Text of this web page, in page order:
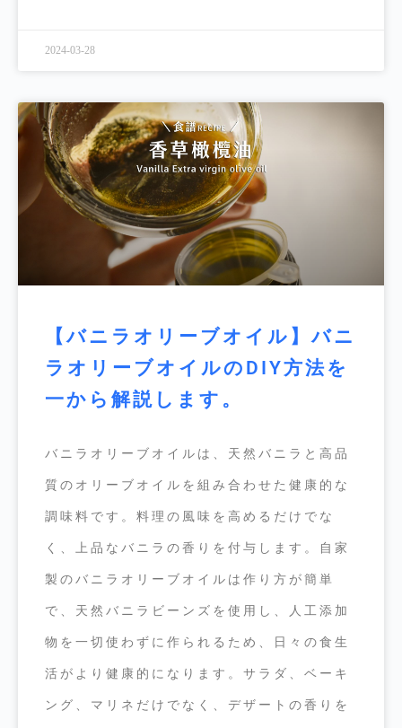
2024-03-28
【バニラオリーブオイル】バニ
ラオリーブオイルのDIY方法を
一から解説します。
バニラオリーブオイルは、天然バニラと高品
質のオリーブオイルを組み合わせた健康的な
調味料です。料理の風味を高めるだけでな
く、上品なバニラの香りを付与します。自家
製のバニラオリーブオイルは作り方が簡単
で、天然バニラビーンズを使用し、人工添加
物を一切使わずに作られるため、日々の食生
活がより健康的になります。サラダ、ベーキ
ング、マリネだけでなく、デザートの香りを